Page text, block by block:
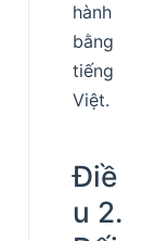
hành
bằng
tiếng
Việt.
Điề
u 2.